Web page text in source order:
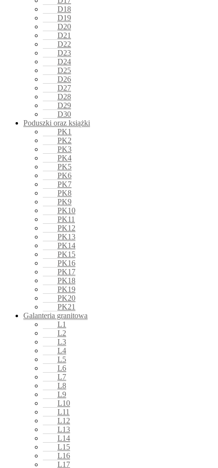
D18
D19
D20
D21
D22
D23
D24
D25
D26
D27
D28
D29
D30
Poduszki oraz książki
PK1
PK2
PK3
PK4
PK5
PK6
PK7
PK8
PK9
PK10
PK11
PK12
PK13
PK14
PK15
PK16
PK17
PK18
PK19
PK20
PK21
Galanteria granitowa
L1
L2
L3
L4
L5
L6
L7
L8
L9
L10
L11
L12
L13
L14
L15
L16
L17